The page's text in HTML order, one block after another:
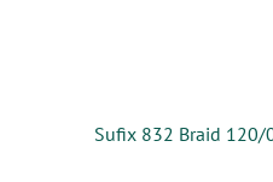
Sufix 832 Braid